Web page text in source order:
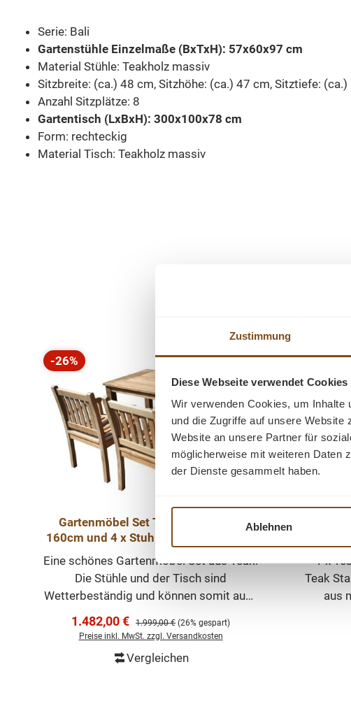
Zustimmung
Diese Webseite verwendet Cookies
Wir verwenden Cookies, um Inhalte
und die Zugriffe auf unsere
Website an unsere Partner für
möglicherweise mit weiteren Daten
der Dienste gesammelt haben.
Ablehnen
Serie: Bali
Gartenstühle Einzelmaße (BxTxH): 57x60x97 cm
Material Stühle: Teakholz massiv
Sitzbreite: (ca.) 48 cm, Sitzhöhe: (ca.) 47 cm, Sitztiefe: (ca.)
Anzahl Sitzplätze: 8
Gartentisch (LxBxH): 300x100x78 cm
Form: rechteckig
Material Tisch: Teakholz massiv
Rabatt
-26%
Gartenmöbel Set Teak - Tisch Bali
160cm und 4 x Stuhl Beaufort Outdoor
Eine schönes Gartenmöbel Set aus Teak.
Die Stühle und der Tisch sind
Wetterbeständig und können somit auch
bleiben. Die bequemen Sitz- und
Sitzkomfort. Die mediterrane
Verkaufspreis:
1.482,00 € Regulärer Preis:
1.999,00 € (26% gespart)
Preise inkl. MwSt. zzgl. Versandkosten
Vergleichen
-37%
Tipp
Set
1 x
Teak
aus